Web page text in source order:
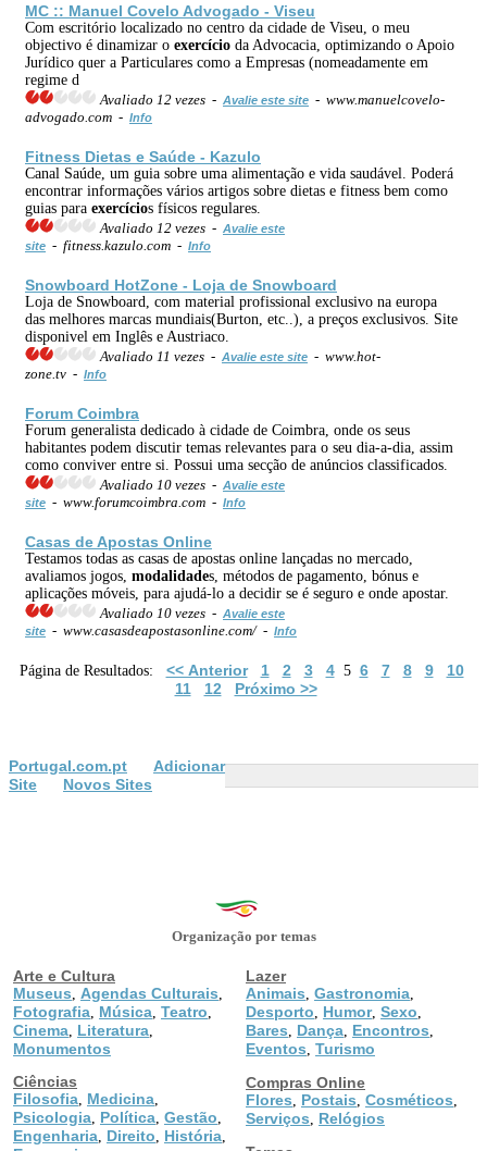
MC :: Manuel Covelo Advogado - Viseu
Com escritório localizado no centro da cidade de Viseu, o meu
objectivo é dinamizar o exercício da Advocacia, optimizando o Apoio
Jurídico quer a Particulares como a Empresas (nomeadamente em
regime d
Avaliado 12 vezes - Avalie este site - www.manuelcovelo-
advogado.com - Info
Fitness Dietas e Saúde - Kazulo
Canal Saúde, um guia sobre uma alimentação e vida saudável. Poderá
encontrar informações vários artigos sobre dietas e fitness bem como
guias para exercícios físicos regulares.
Avaliado 12 vezes - Avalie este
site - fitness.kazulo.com - Info
Snowboard HotZone - Loja de Snowboard
Loja de Snowboard, com material profissional exclusivo na europa
das melhores marcas mundiais(Burton, etc..), a preços exclusivos. Site
disponivel em Inglês e Austriaco.
Avaliado 11 vezes - Avalie este site - www.hot-
zone.tv - Info
Forum Coimbra
Forum generalista dedicado à cidade de Coimbra, onde os seus
habitantes podem discutir temas relevantes para o seu dia-a-dia, assim
como conviver entre si. Possui uma secção de anúncios classificados.
Avaliado 10 vezes - Avalie este
site - www.forumcoimbra.com - Info
Casas de Apostas Online
Testamos todas as casas de apostas online lançadas no mercado,
avaliamos jogos, modalidades, métodos de pagamento, bónus e
aplicações móveis, para ajudá-lo a decidir se é seguro e onde apostar.
Avaliado 10 vezes - Avalie este
site - www.casasdeapostasonline.com/ - Info
Página de Resultados: << Anterior 1 2 3 45 6 7 8 9
10
11
12 Próximo >>
Portugal.com.pt
Adicionar
Site
Novos Sites
Organização por temas
Arte e Cultura
Museus
Agendas Culturais
Fotografia Música Teatro
Cinema Literatura
Monumentos
Ciências
Filosofia Medicina
Psicologia Política Gestão
Engenharia Direito História
Lazer
Animais Gastronomia
Desporto Humor, Sexo
Bares Dança Encontros
Eventos Turismo
Compras Online
Flores
Postais Cosméticos
Serviços
Relógios